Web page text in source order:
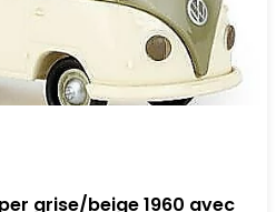
grise/beige 1960 avec